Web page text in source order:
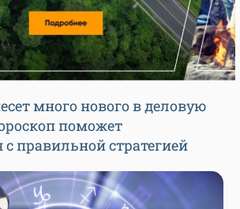
много нового в деловую
поможет
с правильной стратегией